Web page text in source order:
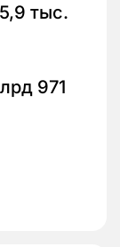
тыс.
971